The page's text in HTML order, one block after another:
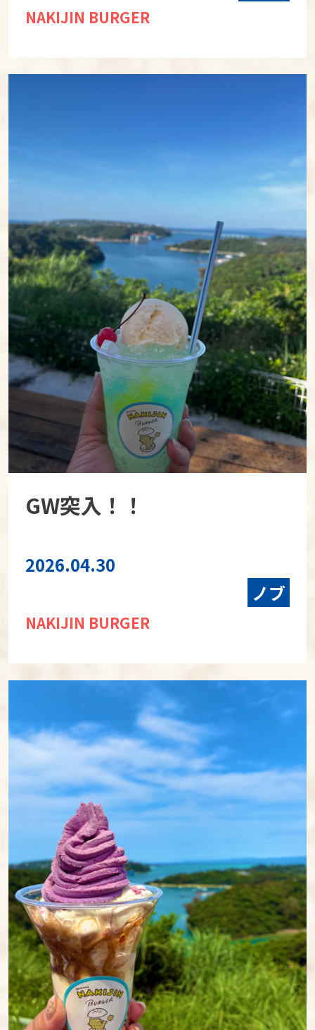
NAKIJIN BURGER
GW突入！！
2026.04.30
ノブ
NAKIJIN BURGER